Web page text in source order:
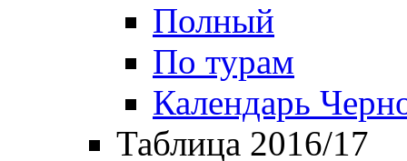
Полный
По турам
Календарь
Таблица 2016/17